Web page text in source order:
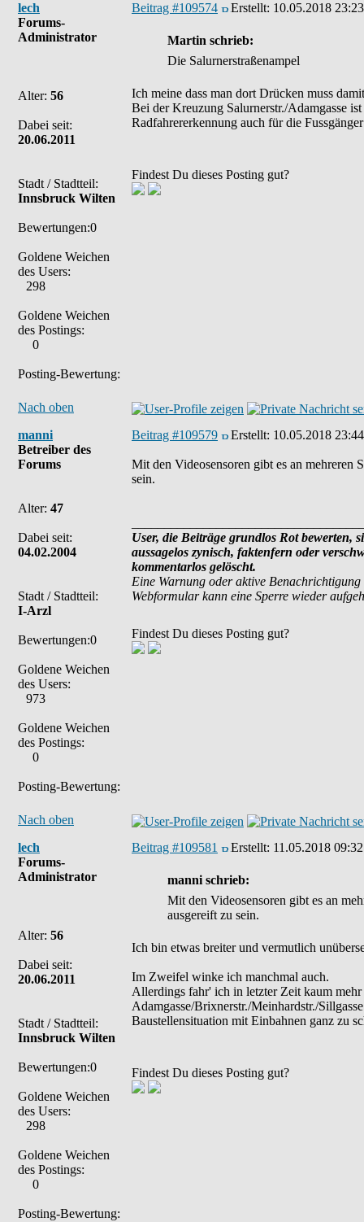
lech
Forums-
Administrator
Alter: 56
Dabei seit:
20.06.2011
Stadt / Stadtteil:
Innsbruck Wilten
Bewertungen:0
Goldene Weichen
des Users:
298
Goldene Weichen
des Postings:
0
Posting-Bewertung:
Beitrag #109574 Erstellt: 10.05.2018 23:23
Martin schrieb:
Die Salurnerstraßenampel
Ich meine dass man dort Drücken muss
Bei der Kreuzung Salurnerstr./Adamgasse
Radfahrererkennung auch für die
Findest Du dieses Posting gut?
Nach oben
manni
Betreiber des
Forums
Alter: 47
Dabei seit:
04.02.2004
Stadt / Stadtteil:
I-Arzl
Bewertungen:0
Goldene Weichen
des Users:
973
Goldene Weichen
des Postings:
0
Posting-Bewertung:
Beitrag #109579 Erstellt: 10.05.2018 23:44
Mit den Videosensoren gibt es an mehreren
sein.
User, die Beiträge grundlos Rot bewerten,
aussagelos zynisch, faktenfern oder
kommentarlos gelöscht.
Eine Warnung oder aktive
Webformular kann eine Sperre wieder
Findest Du dieses Posting gut?
Nach oben
lech
Forums-
Administrator
Alter: 56
Dabei seit:
20.06.2011
Stadt / Stadtteil:
Innsbruck Wilten
Bewertungen:0
Goldene Weichen
des Users:
298
Goldene Weichen
des Postings:
0
Posting-Bewertung:
Beitrag #109581 Erstellt: 11.05.2018 09:32
manni schrieb:
Mit den Videosensoren gibt es an
ausgereift zu sein.
Ich bin etwas breiter und vermutlich
Im Zweifel winke ich manchmal auch.
Allerdings fahr' ich in letzter Zeit kaum
Adamgasse/Brixnerstr./Meinhardstr./
Baustellensituation mit Einbahnen ganz zu
Findest Du dieses Posting gut?